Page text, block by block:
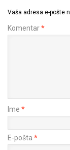
Vaša adresa e-pošte
Komentar*
Ime *
E-pošta *